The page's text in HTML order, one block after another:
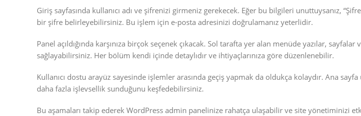
Giriş sayfasında kullanıcı adı ve şifrenizi girmeniz gerekecek. Eğer bu bilgileri unuttuysanız,
bir şifre belirleyebilirsiniz. Bu işlem için e-posta adresinizi doğrulamanız yeterlidir.
Panel açıldığında karşınıza birçok seçenek çıkacak. Sol tarafta yer alan menüde yazılar,
sağlayabilirsiniz. Her bölüm kendi içinde detaylıdır ve ihtiyaçlarınıza göre düzenlenebilir.
Kullanıcı dostu arayüz sayesinde işlemler arasında geçiş yapmak da oldukça kolaydır. Ana
daha fazla işlevsellik sunduğunu keşfedebilirsiniz.
Bu aşamaları takip ederek WordPress admin panelinize rahatça ulaşabilir ve site yönetiminizi